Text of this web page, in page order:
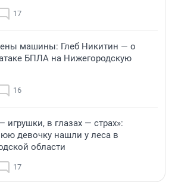
17
машины: Глеб Никитин — о
БПЛА на Нижегородскую
16
игрушки, в глазах — страх»:
девочку нашли у леса в
области
17